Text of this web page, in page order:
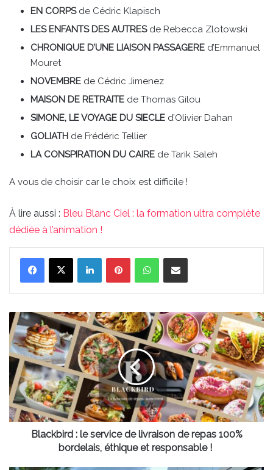
EN CORPS de Cédric Klapisch
LES ENFANTS DES AUTRESde Rebecca Zlotowski
CHRONIQUE D’UNE LIAISON PASSAGERE d’Emmanuel
Mouret
NOVEMBRE de Cédric Jimenez
MAISON DE RETRAITE de Thomas Gilou
SIMONE, LE VOYAGE DU SIECLE d’Olivier Dahan
GOLIATH de Frédéric Tellier
LA CONSPIRATION DU CAIRE de Tarik Saleh
A vous de choisir car le choix est difficile !
À lire aussi : Bleu Blanc Ciel : la formation ultra complète
dédiée à l’animation !
LinkedinPinterestWhatsAppPartager par email
Blackbird :
le
service
de
livraison
de
repas
100%
bordelais,
éthiqueBlackbird : le service de livraison de repas 100%
bordelais, éthique et responsable !